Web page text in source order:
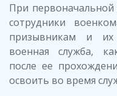
При первоначальной
сотрудники
призывникам и их
военная служба,
после ее
освоить во время